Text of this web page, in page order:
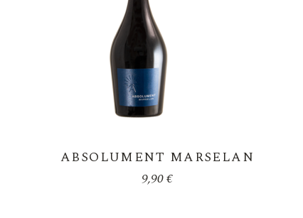
ABSOLUMENT MARSELAN
9,90€